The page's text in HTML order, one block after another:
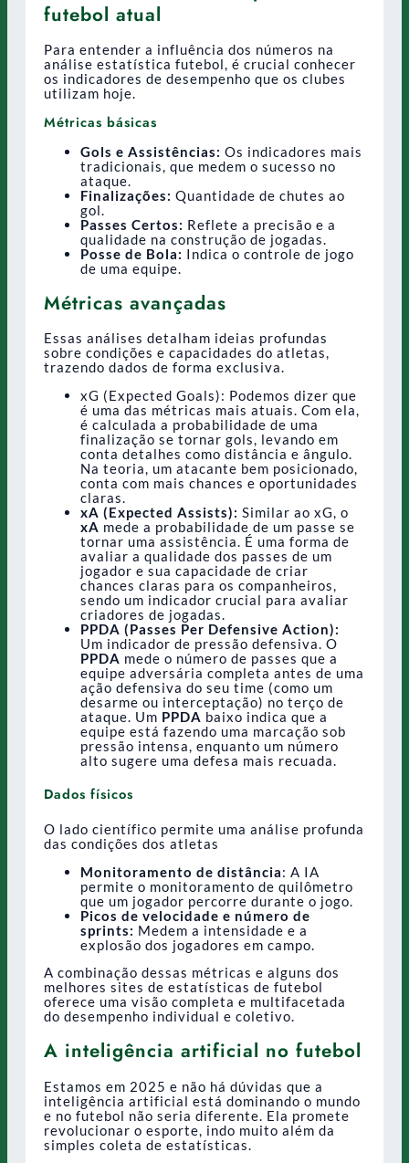
futebol atual
Para entender a influência dos números na
análise estatística futebol, é crucial conhecer
os indicadores de desempenho que os clubes
utilizam hoje.
Métricas básicas
Gols e Assistências: Os indicadores mais
tradicionais, que medem o sucesso no
ataque.
Finalizações: Quantidade de chutes ao
gol.
Passes Certos: Reflete a precisão e a
qualidade na construção de jogadas.
Posse de Bola: Indica o controle de jogo
de uma equipe.
Métricas avançadas
Essas análises detalham ideias profundas
sobre condições e capacidades do atletas,
trazendo dados de forma exclusiva.
xG (Expected Goals): Podemos dizer que
é uma das métricas mais atuais. Com ela,
é calculada a probabilidade de uma
finalização se tornar gols, levando em
conta detalhes como distância e ângulo.
Na teoria, um atacante bem posicionado,
conta com mais chances e oportunidades
claras.
xA (Expected Assists): Similar ao xG, o
xA mede a probabilidade de um passe se
tornar uma assistência. É uma forma de
avaliar a qualidade dos passes de um
jogador e sua capacidade de criar
chances claras para os companheiros,
sendo um indicador crucial para avaliar
criadores de jogadas.
PPDA (Passes Per Defensive Action):
Um indicador de pressão defensiva. O
PPDA mede o número de passes que a
equipe adversária completa antes de uma
ação defensiva do seu time (como um
desarme ou interceptação) no terço de
ataque. Um PPDA baixo indica que a
equipe está fazendo uma marcação sob
pressão intensa, enquanto um número
alto sugere uma defesa mais recuada.
Dados físicos
O lado científico permite uma análise profunda
das condições dos atletas
Monitoramento de distância: A IA
permite o monitoramento de quilômetro
que um jogador percorre durante o jogo.
Picos de velocidade e número de
sprints: Medem a intensidade e a
explosão dos jogadores em campo.
A combinação dessas métricas e alguns dos
melhores sites de estatísticas de futebol
oferece uma visão completa e multifacetada
do desempenho individual e coletivo.
A inteligência artificial no futebol
Estamos em 2025 e não há dúvidas que a
inteligência artificial está dominando o mundo
e no futebol não seria diferente. Ela promete
revolucionar o esporte, indo muito além da
simples coleta de estatísticas.